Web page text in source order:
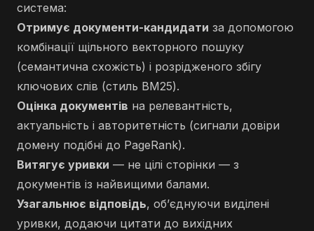
система:
Отримує документи-кандидати за допомогою
комбінації щільного векторного пошуку
(семантична схожість) і розрідженого збігу
ключових слів (стиль BM25).
Оцінка документів на релевантність,
актуальність і авторитетність (сигнали довіри
домену подібні до PageRank).
Витягує уривки — не цілі сторінки — з
документів із найвищими балами.
Узагальнює відповідь, об’єднуючи виділені
уривки, додаючи цитати до вихідних